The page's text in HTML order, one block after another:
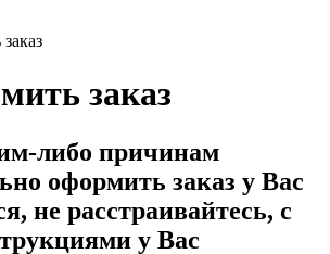
заказ
либо причинам
оформить заказ у Вас
не расстраивайтесь, с
у Вас